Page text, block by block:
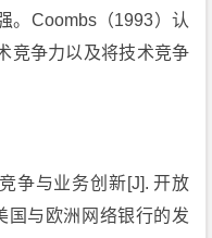
。Coombs（1993）认
竞争力以及将技术竞争
争与业务创新[J]. 开放
国与欧洲网络银行的发